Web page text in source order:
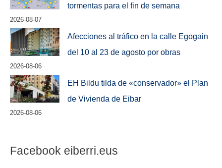
tormentas para el fin de semana
2026-08-07
Afecciones al tráfico en la calle Egogain
del 10 al 23 de agosto por obras
2026-08-06
EH Bildu tilda de «conservador» el Plan
de Vivienda de Eibar
2026-08-06
Facebook eiberri.eus